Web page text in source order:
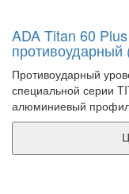
ADA Titan 60
противоударный
Противоударный
специальной серии
алюминиевый